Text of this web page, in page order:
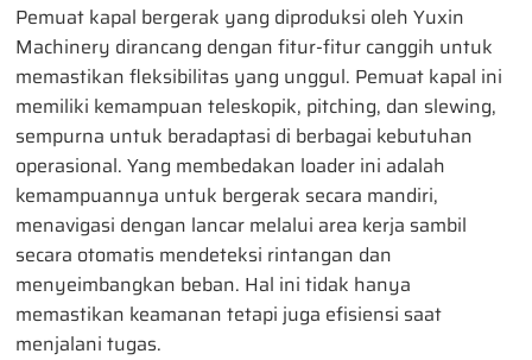
Pemuat kapal bergerak yang diproduksi oleh Yuxin
Machinery dirancang dengan fitur-fitur canggih untuk
memastikan fleksibilitas yang unggul. Pemuat kapal ini
memiliki kemampuan teleskopik, pitching, dan slewing,
sempurna untuk beradaptasi di berbagai kebutuhan
operasional. Yang membedakan loader ini adalah
kemampuannya untuk bergerak secara mandiri,
menavigasi dengan lancar melalui area kerja sambil
secara otomatis mendeteksi rintangan dan
menyeimbangkan beban. Hal ini tidak hanya
memastikan keamanan tetapi juga efisiensi saat
menjalani tugas.